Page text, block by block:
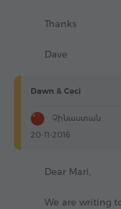
Thanks
Dave
Dawn & Ceci
Չինաստան
20-11-2016
Dear Mari,
We are writing